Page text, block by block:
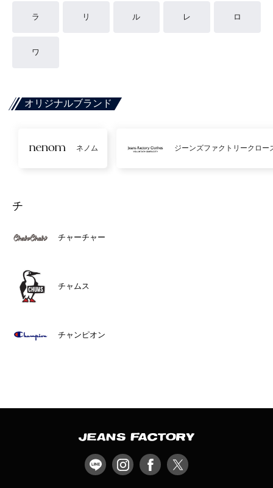
ラ リ ル レ ロ
ワ
オリジナルブランド
ネノム ジーンズファクトリークロー
チ
チャーチャー
チャムス
チャンピオン